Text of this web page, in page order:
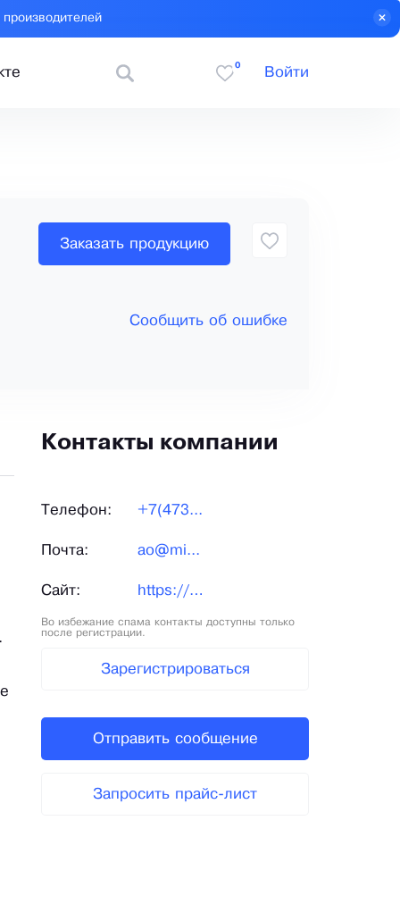
0
Войти
Заказать продукцию
Сообщить об ошибке
Контакты компании
Телефон: +7(473...
Почта: ao@mi...
Сайт: https://minudo.ru/
Во избежание спама контакты доступны только
после регистрации.
Зарегистрироваться
Отправить сообщение
Запросить прайс-лист